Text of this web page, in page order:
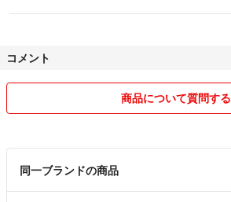
コメント
商品について質問する
同一ブランドの商品